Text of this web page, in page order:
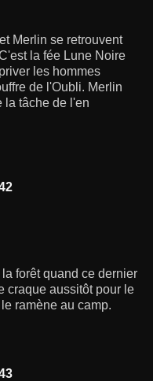
Merlin se retrouvent
la fée Lune Noire
les hommes
de l'Oubli. Merlin
la tâche de l'en
forêt quand ce dernier
craque aussitôt pour le
ramène au camp.